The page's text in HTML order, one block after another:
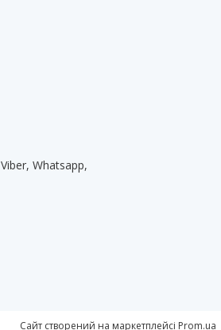
Viber, Whatsapp,
Сайт створений на маркетплейсі Prom.ua